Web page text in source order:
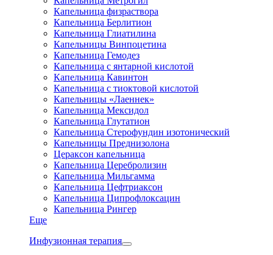
Капельница физраствора
Капельница Берлитион
Капельница Глиатилина
Капельницы Винпоцетина
Капельница Гемодез
Капельница с янтарной кислотой
Капельница Кавинтон
Капельница с тиоктовой кислотой
Капельницы «Лаеннек»
Капельница Мексидол
Капельница Глутатион
Капельница Стерофундин изотонический
Капельницы Преднизолона
Цераксон капельница
Капельница Церебролизин
Капельница Мильгамма
Капельница Цефтриаксон
Капельница Ципрофлоксацин
Капельница Рингер
Еще
Инфузионная терапия